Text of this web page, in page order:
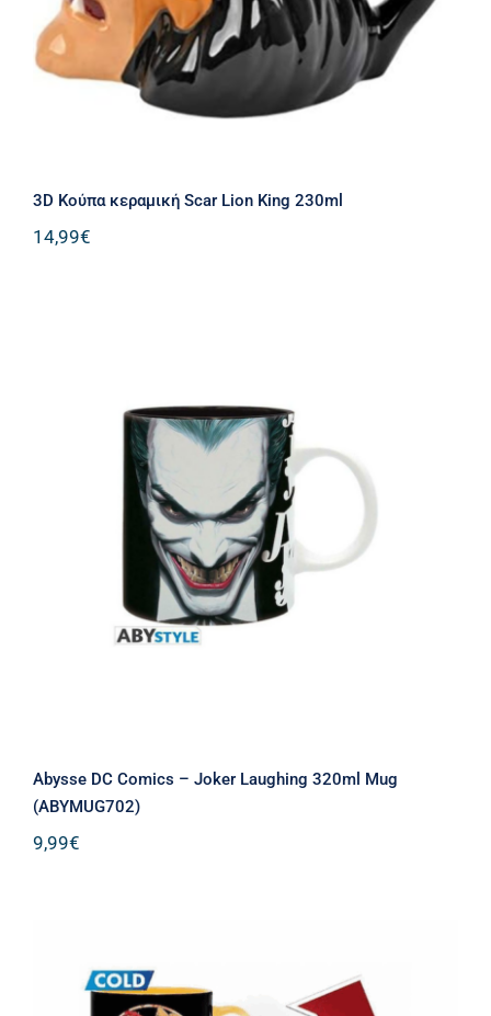
3D Κούπα κεραμική Scar Lion King 230ml
14,99€
Abysse DC Comics – Joker Laughing
320ml Mug (ABYMUG702)
Abysse DC Comics – Joker Laughing 320ml Mug
(ABYMUG702)
9,99€